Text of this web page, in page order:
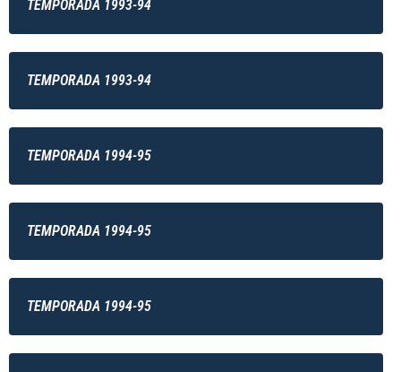
TEMPORADA 1993-94
TEMPORADA 1993-94
TEMPORADA 1994-95
TEMPORADA 1994-95
TEMPORADA 1994-95